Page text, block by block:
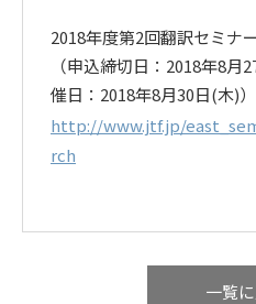
2018年度第2回翻訳セミナー
（申込締切日：2018年8
催日：2018年8月30日(木)）
http://www.jtf.jp/
rch
一覧